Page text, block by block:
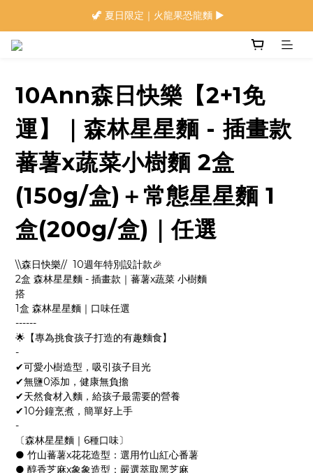
🍜 限量下單即贈 ▶︎ 南瓜x麻油拌麵1包(登入會員)
⭐️ 加入會員首購享$20購物金 ▶︎
🍜 限量下單即贈 ▶︎ 南瓜x麻油拌麵1包(登入會員)
10Ann森日快樂【2+1免
運】｜森林星星麵 - 插畫款
蕃薯x蔬菜小樹麵 2盒
(150g/盒)＋常態星星麵 1
盒(200g/盒)｜任選
\\森日快樂//  10週年特別設計款🎉
2盒 森林星星麵 - 插畫款｜蕃薯x蔬菜 小樹麵
搭
1盒 森林星星麵｜口味任選
------
🌟【專為挑食孩子打造的有趣麵食】
-
✔可愛小樹造型，吸引孩子目光
✔無鹽0添加，健康無負擔
✔天然食材入麵，給孩子最需要的營養
✔10分鐘烹煮，簡單好上手
-
〔森林星星麵｜6種口味〕
● 竹山蕃薯x花花造型：選用竹山紅心番薯
● 醇香芝麻x象象造型：嚴選萃取黑芝麻